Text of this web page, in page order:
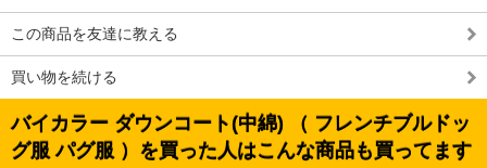
この商品を友達に教える
買い物を続ける
バイカラー ダウンコート(中綿) （ フレンチブルドッ
グ服 パグ服 ）を買った人はこんな商品も買ってます